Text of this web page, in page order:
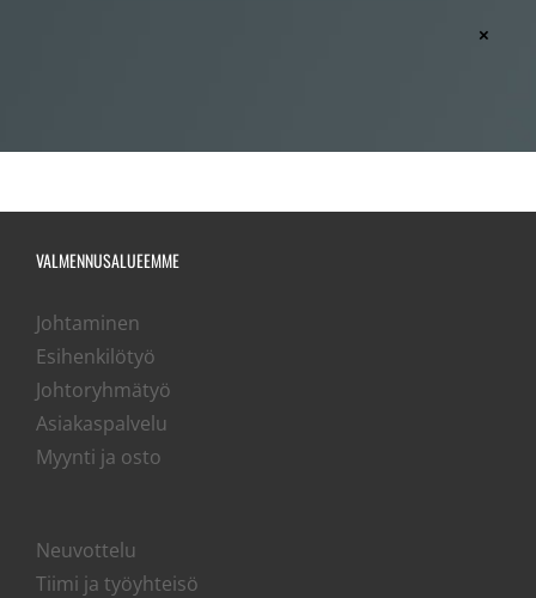
×
VALMENNUSALUEEMME
Johtaminen
Esihenkilötyö
Johtoryhmätyö
Asiakaspalvelu
Myynti ja osto
Neuvottelu
Tiimi ja työyhteisö